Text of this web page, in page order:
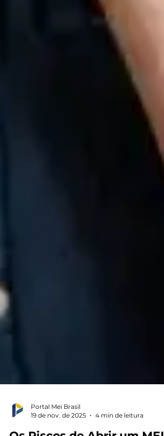
19 de nov. de 2025
4 min de leitura